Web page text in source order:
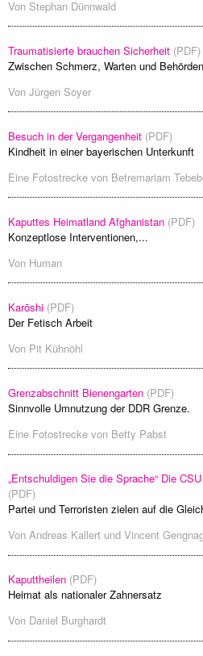
Von Stephan Dünnwald
Traumatisierte brauchen Sicherheit (PDF)
Zwischen Schmerz, Warten und Behörden
Von Jürgen Soyer
Besuch in der Vergangenheit (PDF)
Kindheit in einer bayerischen Unterkunft
Eine Fotostrecke von Betremariam
Kaputtes Heimatland Afghanistan (PDF)
Konzeptlose Interventionen,...
Von Human
Karōshi (PDF)
Der Fetisch Arbeit
Von Pit Kühnöhl
Grenzabschnitt Bienengarten (PDF)
Sinnvolle Umnutzung der DDR Grenze.
Eine Fotostrecke von Betty Pabst
„Entschuldigen Sie die Sprache“ Die
(PDF)
Partei und Terroristen zielen auf die
Von Andreas Kallert und Vincent
Kaputtheilen (PDF)
Heimat als nationaler Zahnersatz
Von Daniel Burghardt